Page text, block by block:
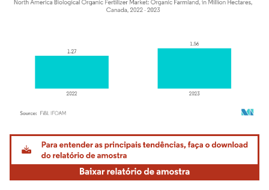
Imagem © Mordor Intelligence. O reuso requer atribuição conforme CC BY 4.0.